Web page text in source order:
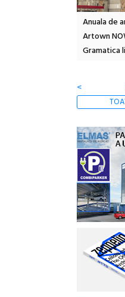
Anuala de
Artown
Gramatica
<